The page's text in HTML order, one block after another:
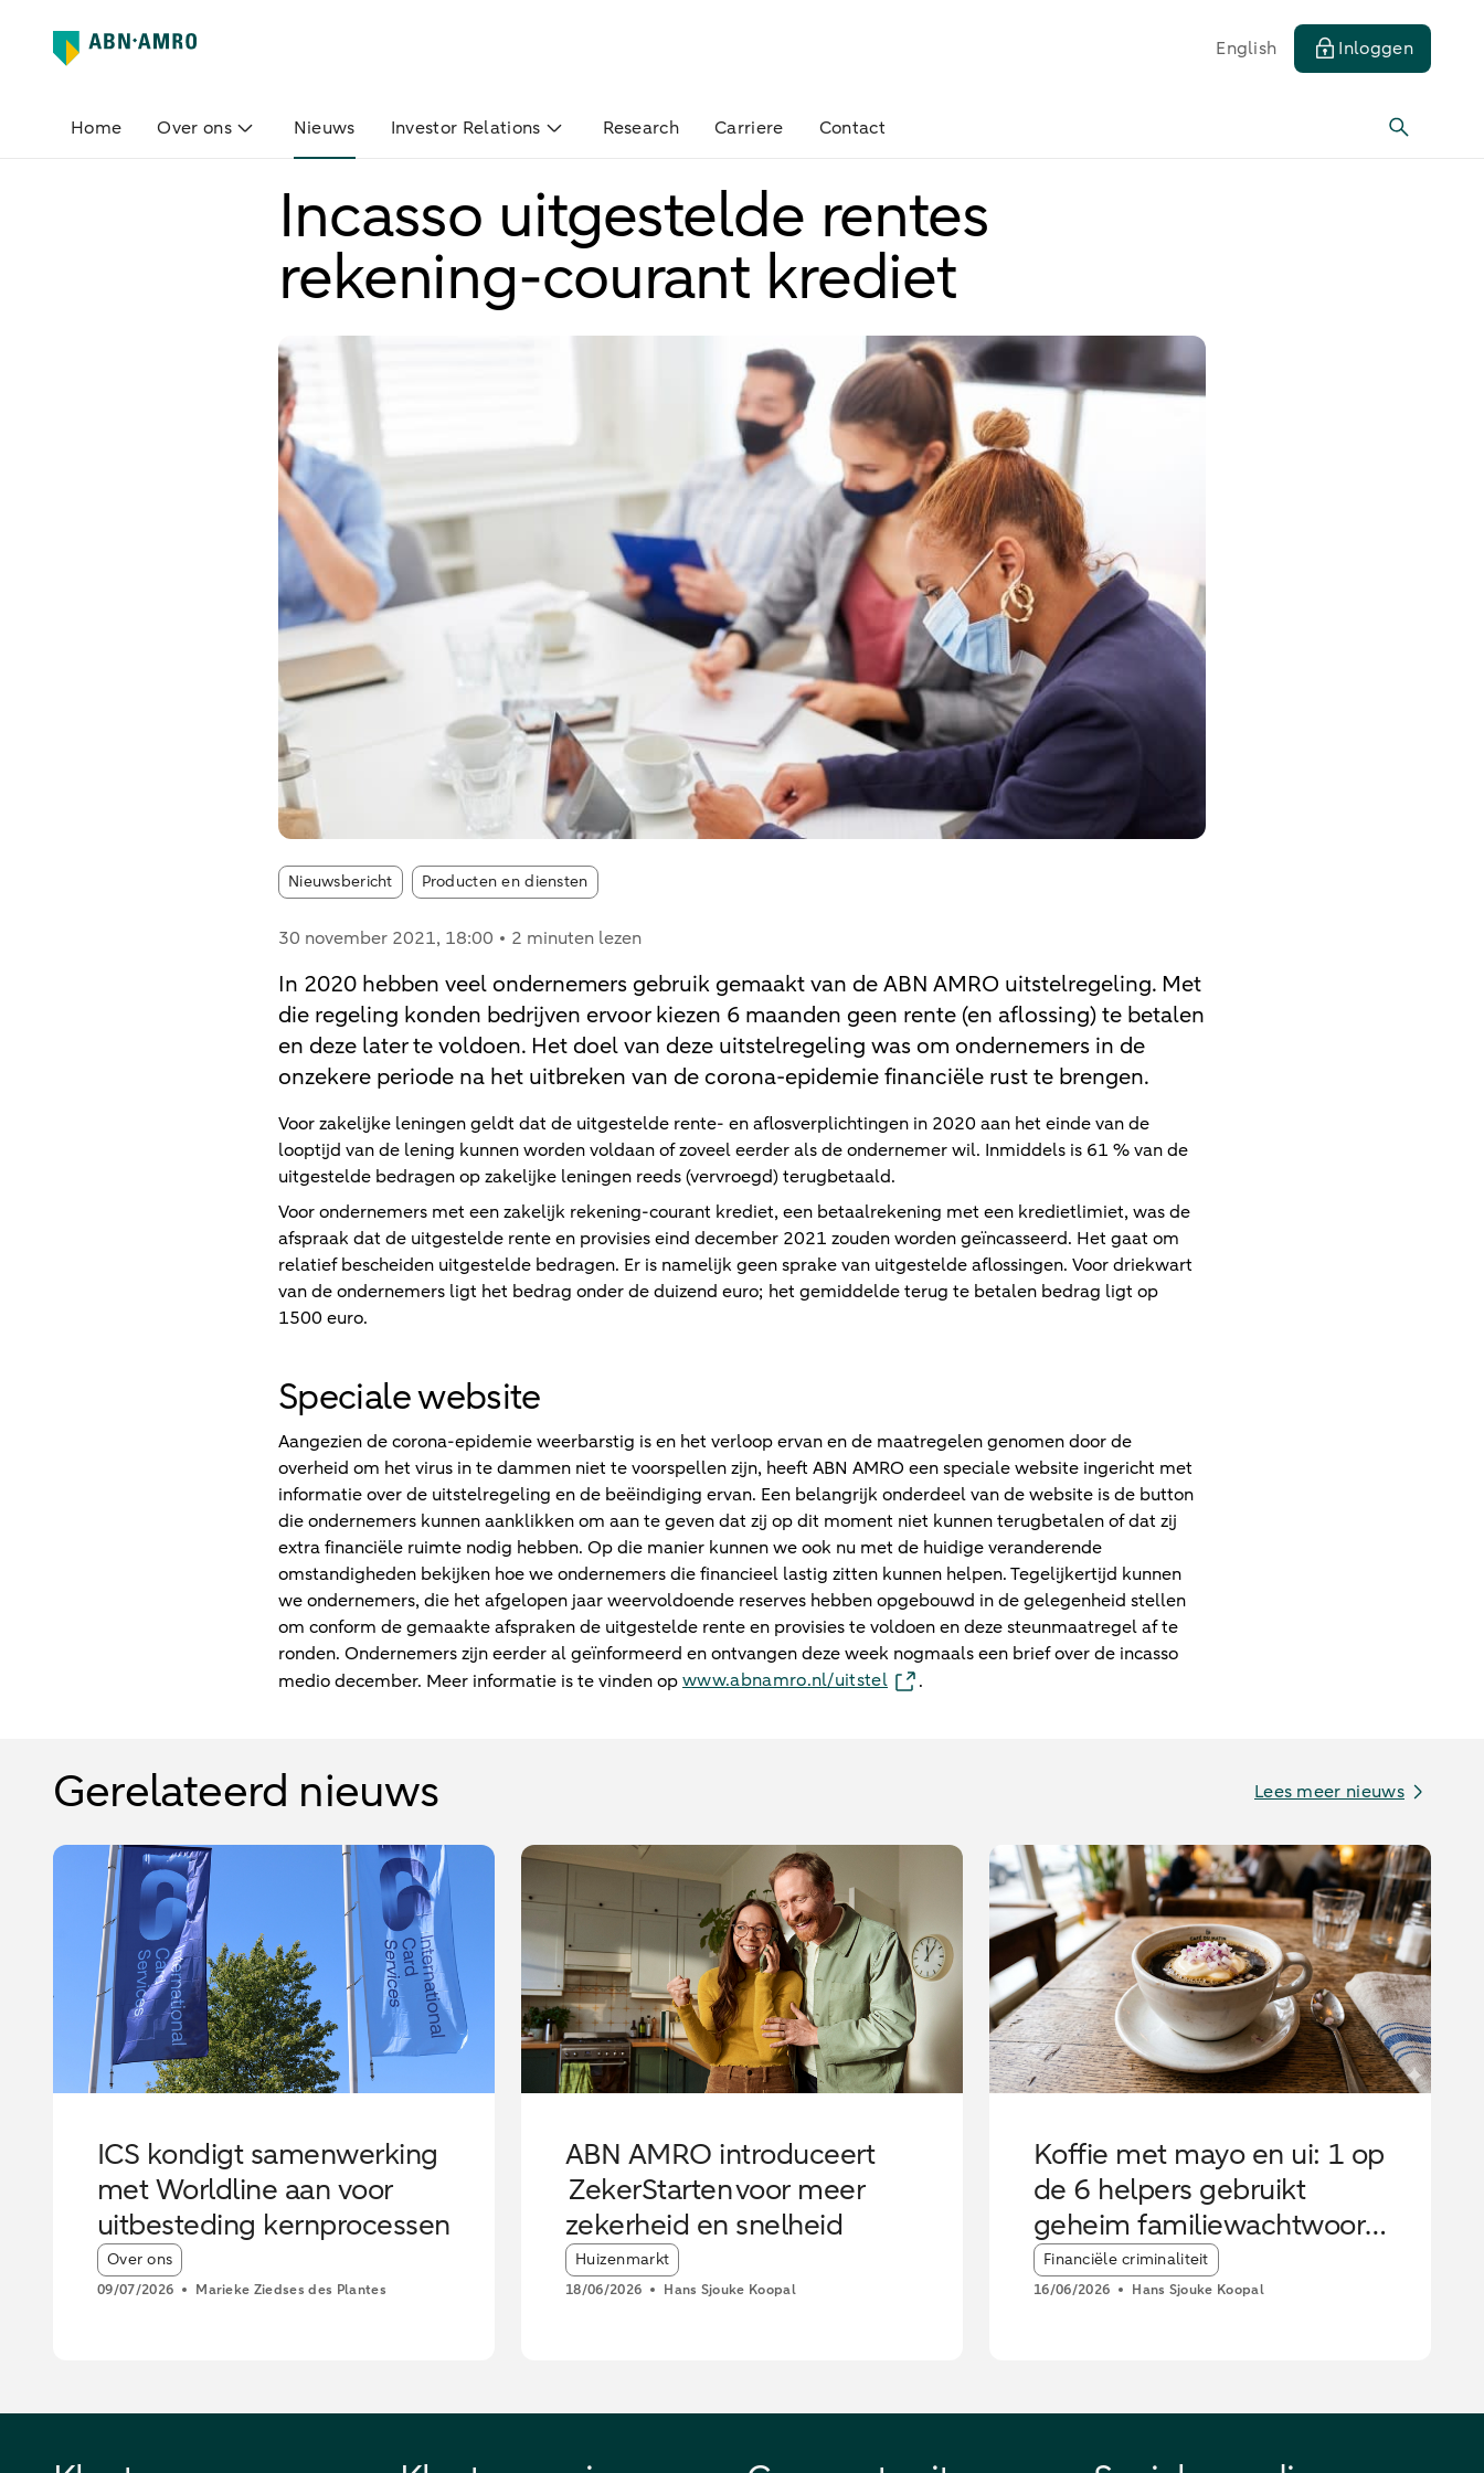
English Inloggen
Home Over ons Nieuws Investor Relations Research Carriere Contact
Incasso uitgestelde rentes
rekening-courant krediet
Nieuwsbericht Article tags:
Producten en diensten
30 november 2021, 18:00 2 minuten lezen
In 2020 hebben veel ondernemers gebruik gemaakt van de ABN AMRO uitstelregeling. Met
die regeling konden bedrijven ervoor kiezen 6 maanden geen rente (en aflossing) te betalen
en deze later te voldoen. Het doel van deze uitstelregeling was om ondernemers in de
onzekere periode na het uitbreken van de corona-epidemie financiële rust te brengen.
Voor zakelijke leningen geldt dat de uitgestelde rente- en aflosverplichtingen in 2020 aan het einde van de
looptijd van de lening kunnen worden voldaan of zoveel eerder als de ondernemer wil. Inmiddels is 61 % van de
uitgestelde bedragen op zakelijke leningen reeds (vervroegd) terugbetaald.
Voor ondernemers met een zakelijk rekening-courant krediet, een betaalrekening met een kredietlimiet, was de
afspraak dat de uitgestelde rente en provisies eind december 2021 zouden worden geïncasseerd. Het gaat om
relatief bescheiden uitgestelde bedragen. Er is namelijk geen sprake van uitgestelde aflossingen. Voor driekwart
van de ondernemers ligt het bedrag onder de duizend euro; het gemiddelde terug te betalen bedrag ligt op
1500 euro.
Speciale website
Aangezien de corona-epidemie weerbarstig is en het verloop ervan en de maatregelen genomen door de
overheid om het virus in te dammen niet te voorspellen zijn, heeft ABN AMRO een speciale website ingericht met
informatie over de uitstelregeling en de beëindiging ervan. Een belangrijk onderdeel van de website is de button
die ondernemers kunnen aanklikken om aan te geven dat zij op dit moment niet kunnen terugbetalen of dat zij
extra financiële ruimte nodig hebben. Op die manier kunnen we ook nu met de huidige veranderende
omstandigheden bekijken hoe we ondernemers die financieel lastig zitten kunnen helpen. Tegelijkertijd kunnen
we ondernemers, die het afgelopen jaar weervoldoende reserves hebben opgebouwd in de gelegenheid stellen
om conform de gemaakte afspraken de uitgestelde rente en provisies te voldoen en deze steunmaatregel af te
ronden. Ondernemers zijn eerder al geïnformeerd en ontvangen deze week nogmaals een brief over de incasso
medio december. Meer informatie is te vinden opwww.abnamro.nl/uitstel .
Gerelateerd nieuws Lees meer nieuws
ICS kondigt samenwerking
met Worldline aan voor
uitbesteding kernprocessen
Article tags:
Over ons
09/07/2026 Marieke Ziedses des Plantes
ABN AMRO introduceert
ZekerStarten voor meer
zekerheid en snelheid
Article tags:
Huizenmarkt
18/06/2026 Hans Sjouke Koopal
Koffie met mayo en ui: 1 op
de 6 helpers gebruikt
geheim familiewachtwoord
tegen oplichters
Article tags:
Financiële criminaliteit
16/06/2026 Hans Sjouke Koopal